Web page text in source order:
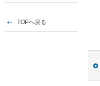
TOPへ戻る